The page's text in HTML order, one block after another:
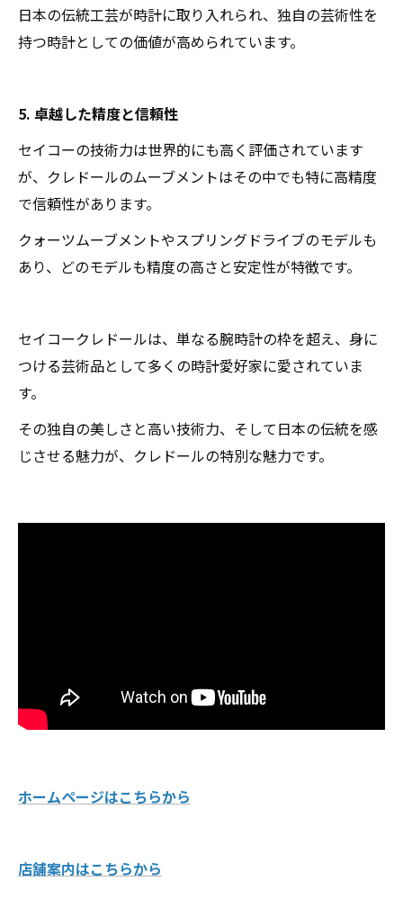
日本の伝統工芸が時計に取り入れられ、独自の芸術性を
持つ時計としての価値が高められています。
5. 卓越した精度と信頼性
セイコーの技術力は世界的にも高く評価されています
が、クレドールのムーブメントはその中でも特に高精度
で信頼性があります。
クォーツムーブメントやスプリングドライブのモデルも
あり、どのモデルも精度の高さと安定性が特徴です。
セイコークレドールは、単なる腕時計の枠を超え、身に
つける芸術品として多くの時計愛好家に愛されていま
す。
その独自の美しさと高い技術力、そして日本の伝統を感
じさせる魅力が、クレドールの特別な魅力です。
ホームページはこちらから
店舗案内はこちらから